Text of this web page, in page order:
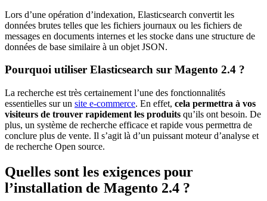
Lors d’une opération d’indexation, Elasticsearch convertit les
données brutes telles que les fichiers journaux ou les fichiers de
messages en documents internes et les stocke dans une structure de
données de base similaire à un objet JSON.
Pourquoi utiliser Elasticsearch sur Magento 2.4 ?
La recherche est très certainement l’une des fonctionnalités
essentielles sur un site e-commerce. En effet, cela permettra à vos
visiteurs de trouver rapidement les produits qu’ils ont besoin. De
plus, un système de recherche efficace et rapide vous permettra de
conclure plus de vente. Il s’agit là d’un puissant moteur d’analyse et
de recherche Open source.
Quelles sont les exigences pour
l’installation de Magento 2.4 ?